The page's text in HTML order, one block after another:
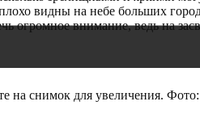
видны на небе больших
огромное внимание, ведь на
на снимок для увеличения. Фото: